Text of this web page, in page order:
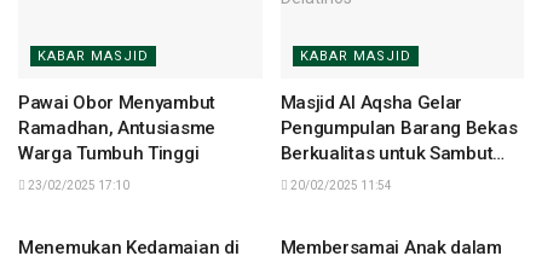
KABAR MASJID
Pawai Obor Menyambut
Ramadhan, Antusiasme
Warga Tumbuh Tinggi
23/02/2025 17:10
KABAR MASJID
Masjid Al Aqsha Gelar
Pengumpulan Barang Bekas
Berkualitas untuk Sambut
Ramadhan
20/02/2025 11:54
Menemukan Kedamaian di
Membersamai Anak dalam